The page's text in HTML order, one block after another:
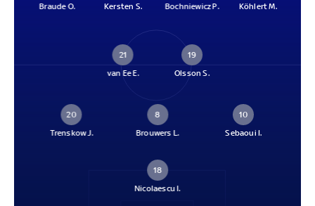
Braude O.
Kersten S.
Bochniewicz P.
Köhlert M.
21
van Ee E.
19
Olsson S.
20
Trenskow J.
8
Brouwers L.
10
Sebaoui I.
18
Nicolaescu I.